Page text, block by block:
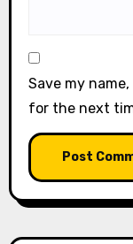
Save my
for the next